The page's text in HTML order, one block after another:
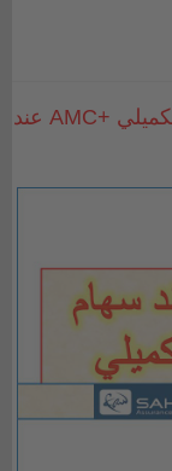
الحالات المستثناة من التأمين الصحي التكميلي +AMC عند